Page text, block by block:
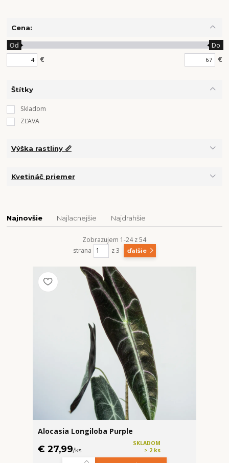
Cena:
€
Od Do
€
Štítky
Skladom
ZĽAVA
Výška rastliny 📏
Kvetináč priemer
Najnovšie Najlacnejšie Najdrahšie
Zobrazujem 1-24 z 54
strana
z 3 ďalšie
Alocasia Longiloba Purple
€ 27,99/ks
SKLADOM
> 2 ks